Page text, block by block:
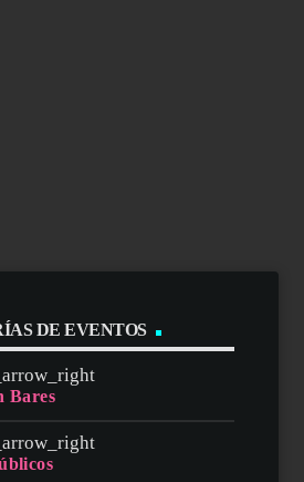
DE EVENTOS
Bares